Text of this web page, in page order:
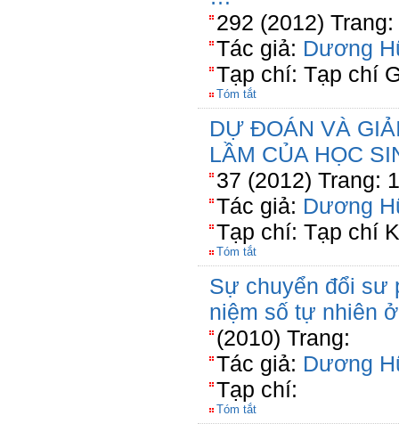
292 (2012) Trang:
Tác giả: Dương
Tạp chí: Tạp chí
Tóm tắt
DỰ ĐOÁN VÀ
LẦM CỦA HỌC
37 (2012) Trang:
Tác giả: Dương
Tạp chí: Tạp chí
Tóm tắt
Sự chuyển đổi sư
niệm số tự nhiên
(2010) Trang:
Tác giả: Dương
Tạp chí:
Tóm tắt